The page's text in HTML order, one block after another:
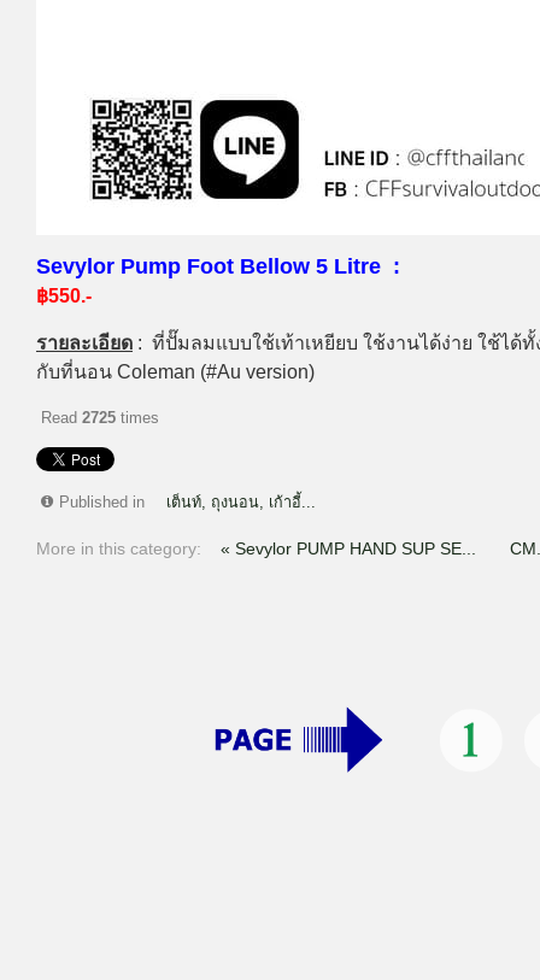
Sevylor Pump Foot Bellow 5 Litre :
฿550.-
รายละเอียด : ที่ปั๊มลมแบบใช้เท้าเหยียบ ใช้งานได้ง่าย ใช้ได้
กับที่นอน Coleman (#Au version)
Read 2725 times
Published in เต็นท์, ถุงนอน, เก้าอี้...
More in this category: « Sevylor PUMP HAND SUP SE...